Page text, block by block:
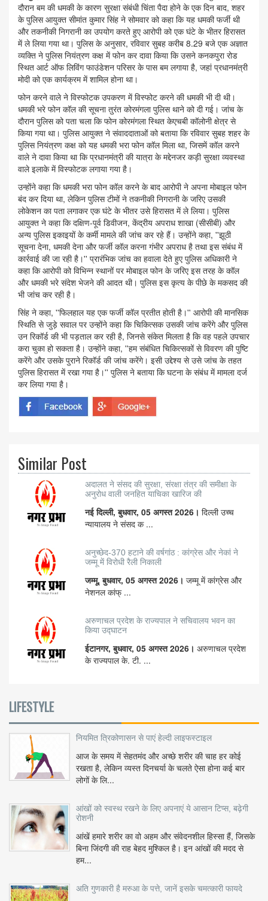
दौरान बम की धमकी के कारण सुरक्षा संबंधी चिंता पैदा होने के एक दिन बाद, शहर
के पुलिस आयुक्त सीमांत कुमार सिंह ने सोमवार को कहा कि यह धमकी फर्जी थी
और तकनीकी निगरानी का उपयोग करते हुए आरोपी को एक घंटे के भीतर हिरासत
में ले लिया गया था। पुलिस के अनुसार, रविवार सुबह करीब 8.29 बजे एक अज्ञात
व्यक्ति ने पुलिस नियंत्रण कक्ष में फोन कर दावा किया कि उसने कनकपुरा रोड
स्थित आर्ट ऑफ लिविंग फाउंडेशन परिसर के पास बम लगाया है, जहां प्रधानमंत्री
मोदी को एक कार्यक्रम में शामिल होना था।
फोन करने वाले ने विस्फोटक उपकरण में विस्फोट करने की धमकी भी दी थी।
धमकी भरे फोन कॉल की सूचना तुरंत कोरमंगला पुलिस थाने को दी गई। जांच के
दौरान पुलिस को पता चला कि फोन कोरमंगला स्थित केएचबी कॉलोनी क्षेत्र से
किया गया था। पुलिस आयुक्त ने संवाददाताओं को बताया कि रविवार सुबह शहर के
पुलिस नियंत्रण कक्ष को यह धमकी भरा फोन कॉल मिला था, जिसमें कॉल करने
वाले ने दावा किया था कि प्रधानमंत्री की यात्रा के मद्देनजर कड़ी सुरक्षा व्यवस्था
वाले इलाके में विस्फोटक लगाया गया है।
उन्होंने कहा कि धमकी भरा फोन कॉल करने के बाद आरोपी ने अपना मोबाइल फोन
बंद कर दिया था, लेकिन पुलिस टीमों ने तकनीकी निगरानी के जरिए उसकी
लोकेशन का पता लगाकर एक घंटे के भीतर उसे हिरासत में ले लिया। पुलिस
आयुक्त ने कहा कि दक्षिण-पूर्व डिवीजन, केंद्रीय अपराध शाखा (सीसीबी) और
अन्य पुलिस इकाइयों के कर्मी मामले की जांच कर रहे हैं। उन्होंने कहा, ''झूठी
सूचना देना, धमकी देना और फर्जी कॉल करना गंभीर अपराध है तथा इस संबंध में
कार्रवाई की जा रही है।'' प्रारंभिक जांच का हवाला देते हुए पुलिस अधिकारी ने
कहा कि आरोपी को विभिन्न स्थानों पर मोबाइल फोन के जरिए इस तरह के कॉल
और धमकी भरे संदेश भेजने की आदत थी। पुलिस इस कृत्य के पीछे के मकसद की
भी जांच कर रही है।
सिंह ने कहा, ''फिलहाल यह एक फर्जी कॉल प्रतीत होती है।'' आरोपी की मानसिक
स्थिति से जुड़े सवाल पर उन्होंने कहा कि चिकित्सक उसकी जांच करेंगे और पुलिस
उन रिकॉर्ड की भी पड़ताल कर रही है, जिनसे संकेत मिलता है कि वह पहले उपचार
करा चुका हो सकता है। उन्होंने कहा, ''हम संबंधित चिकित्सकों से विवरण की पुष्टि
करेंगे और उसके पुराने रिकॉर्ड की जांच करेंगे। इसी उद्देश्य से उसे जांच के तहत
पुलिस हिरासत में रखा गया है।'' पुलिस ने बताया कि घटना के संबंध में मामला दर्ज
कर लिया गया है।
Similar Post
अदालत ने संसद की सुरक्षा, संरक्षा तंत्र की समीक्षा के
अनुरोध वाली जनहित याचिका खारिज की
नई दिल्ली, बुधवार, 05 अगस्त 2026। दिल्ली उच्च
न्यायालय ने संसद क ...
अनुच्छेद-370 हटाने की वर्षगांठ : कांग्रेस और नेकां ने
जम्मू में विरोधी रैली निकाली
जम्मू, बुधवार, 05 अगस्त 2026। जम्मू में कांग्रेस और
नेशनल कांफ् ...
अरुणाचल प्रदेश के राज्यपाल ने सचिवालय भवन का
किया उद्घाटन
ईटानगर, बुधवार, 05 अगस्त 2026। अरुणाचल प्रदेश
के राज्यपाल के. टी. ...
LIFESTYLE
नियमित त्रिकोणासन से पाएं हेल्दी लाइफस्टाइल
आज के समय में सेहतमंद और अच्छे शरीर की चाह हर कोई
रखता है, लेकिन व्यस्त दिनचर्या के चलते ऐसा होना कई बार
लोगों के लि...
आंखों को स्वस्थ रखने के लिए अपनाएं ये आसान टिप्स, बढ़ेगी
रोशनी
आंखें हमारे शरीर का वो अहम और संवेदनशील हिस्सा हैं, जिसके
बिना जिंदगी की राह बेहद मुश्किल है। इन आंखों की मदद से
हम...
अति गुणकारी है मरुआ के पत्ते, जानें इसके चमत्कारी फायदे